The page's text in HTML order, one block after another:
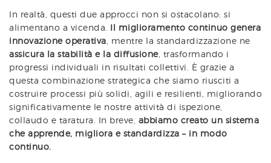
In realtà, questi due approcci non si ostacolano: si
alimentano a vicenda. Il miglioramento continuo genera
innovazione operativa , mentre la standardizzazione ne
assicura la stabilità e la diffusione, trasformando i
progressi individuali in risultati collettivi. È grazie a
questa combinazione strategica che siamo riusciti a
costruire processi più solidi, agili e resilienti, migliorando
significativamente le nostre attività di ispezione,
collaudo e taratura. In breve, abbiamo creato un sistema
che apprende, migliora e standardizza – in modo
continuo.